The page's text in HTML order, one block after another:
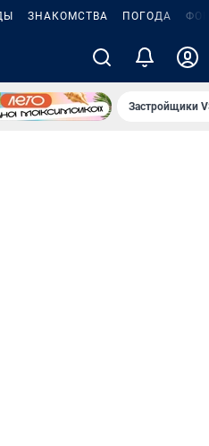
ЗНАКОМСТВА ПОГОДА
Застройщики